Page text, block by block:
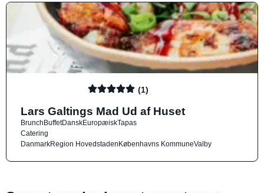
(1)
Lars Galtings Mad Ud af Huset
BrunchBuffetDanskEuropæiskTapas
Catering
DanmarkRegion HovedstadenKøbenhavns KommuneValby